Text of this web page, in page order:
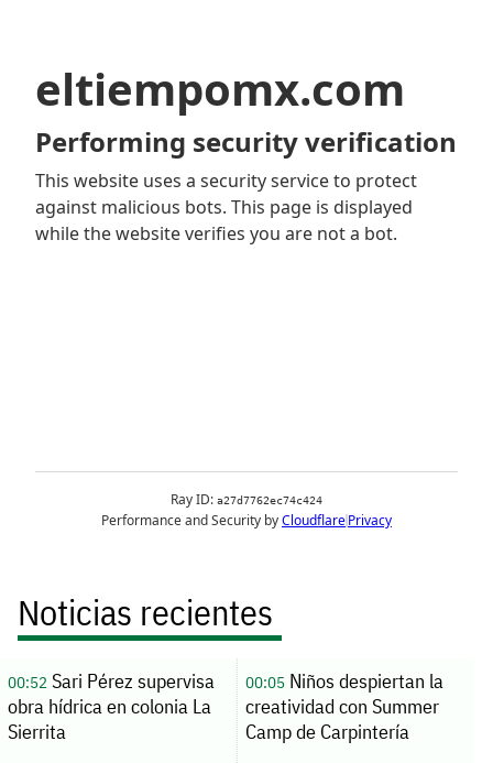
Noticias recientes
00:52Sari Pérez supervisa
obra hídrica en colonia La
Sierrita
00:05Niños despiertan la
creatividad con Summer
Camp de Carpintería